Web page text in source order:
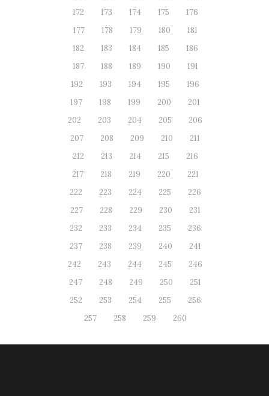
172
173 174 175
176
177
178 179 180
181
182
183 184 185
186
187
188 189 190
191
192
193 194 195
196
197
198 199 200
201
202
203 204 205
206
207
208 209 210
211
212
213 214 215
216
217
218 219 220
221
222
223 224 225
226
227
228 229 230
231
232
233 234 235
236
237
238 239 240
241
242
243 244 245
246
247
248 249 250
251
252
253 254 255
256
257
258 259 260